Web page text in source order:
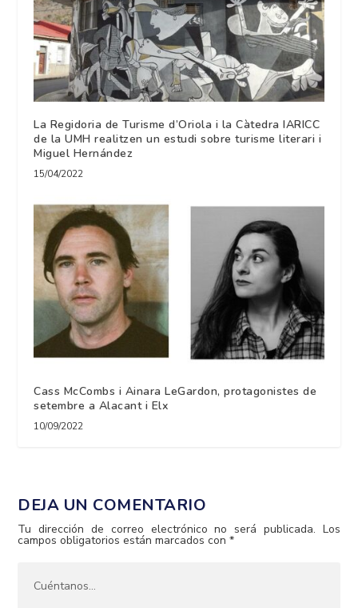
La Regidoria de Turisme d’Oriola i la Càtedra IARICC
de la UMH realitzen un estudi sobre turisme literari i
Miguel Hernández
15/04/2022
Cass McCombs i Ainara LeGardon, protagonistes de
setembre a Alacant i Elx
10/09/2022
DEJA UN COMENTARIO
Tu dirección de correo electrónico no será publicada. Los
campos obligatorios están marcados con*